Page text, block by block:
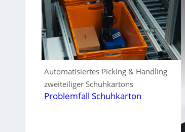
Automatisiertes Picking & Handling
zweiteiliger Schuhkartons
Problemfall Schuhkarton